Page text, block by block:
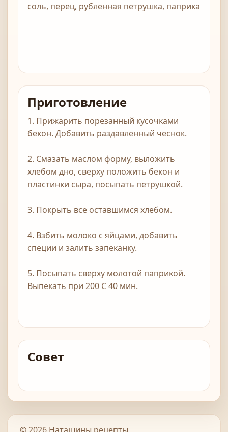
соль, перец, рубленная петрушка, паприка
Приготовление
1. Прижарить порезанный кусочками
бекон. Добавить раздавленный чеснок.
2. Смазать маслом форму, выложить
хлебом дно, сверху положить бекон и
пластинки сыра, посыпать петрушкой.
3. Покрыть все оставшимся хлебом.
4. Взбить молоко с яйцами, добавить
специи и залить запеканку.
5. Посыпать сверху молотой паприкой.
Выпекать при 200 С 40 мин.
Совет